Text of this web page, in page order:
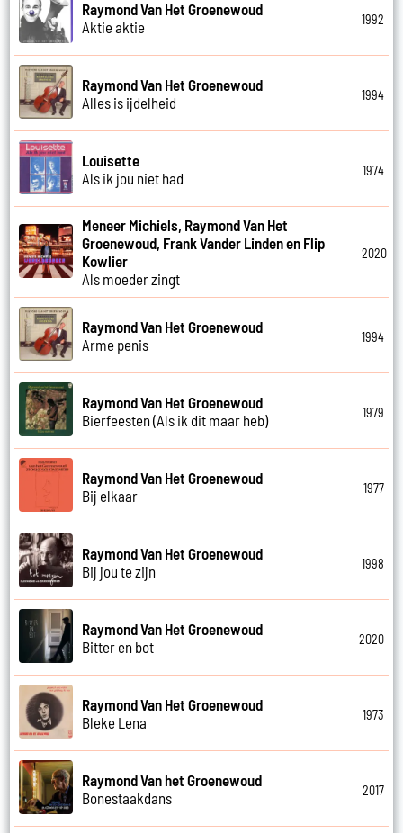
Raymond Van Het Groenewoud
Aktie aktie
1992
Raymond Van Het Groenewoud
Alles is ijdelheid
1994
Louisette
Als ik jou niet had
1974
Meneer Michiels, Raymond Van Het
Groenewoud, Frank Vander Linden en Flip
Kowlier
Als moeder zingt
2020
Raymond Van Het Groenewoud
Arme penis
1994
Raymond Van Het Groenewoud
Bierfeesten (Als ik dit maar heb)
1979
Raymond Van Het Groenewoud
Bij elkaar
1977
Raymond Van Het Groenewoud
Bij jou te zijn
1998
Raymond Van Het Groenewoud
Bitter en bot
2020
Raymond Van Het Groenewoud
Bleke Lena
1973
Raymond Van het Groenewoud
Bonestaakdans
2017